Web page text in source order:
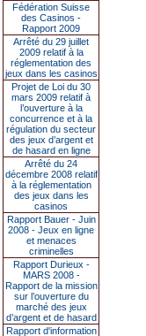
Fédération Suisse
des Casinos -
Rapport 2009
Arrêté du 29 juillet
2009 relatif à la
réglementation des
jeux dans les casinos
Projet de Loi du 30
mars 2009 relatif à
l’ouverture à la
concurrence et à la
régulation du secteur
des jeux d’argent et
de hasard en ligne
Arrêté du 24
décembre 2008 relatif
à la réglementation
des jeux dans les
casinos
Rapport Bauer - Juin
2008 - Jeux en ligne
et menaces
criminelles
Rapport Durieux -
MARS 2008 -
Rapport de la mission
sur l’ouverture du
marché des jeux
d’argent et de hasard
Rapport d'information